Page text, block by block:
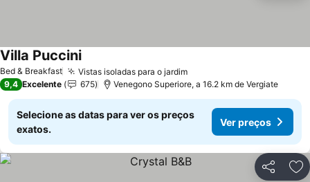
Bed & Breakfast Vistas isoladas para o jardimVer preços
Villa PucciniVer preços
9,4 Excelente 675 Venegono Superiore, a 16.2 km de Vergiate
Selecione as datas para ver os preços
exatos.
Ver preços
Partilhar